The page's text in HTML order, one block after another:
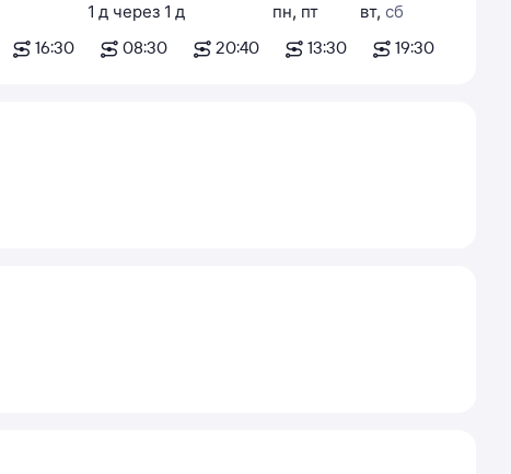
16:30
1 д через 1 д
08:30
20:40
пн, пт
13:30
вт, сб
19:30